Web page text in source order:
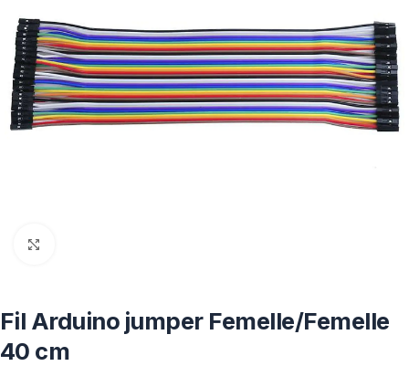
Fil Arduino jumper Femelle/Femelle
40 cm